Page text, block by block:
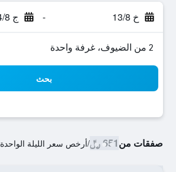
خ 13/8 - ج 14/8
2 من الضيوف، غرفة واحدة
بحث
صفقات من651 ﷼ /أرخص سعر الليلة الواحدة